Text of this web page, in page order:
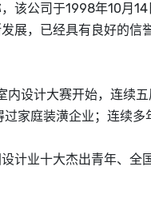
公司于1998年10月
展，已经具有良好的
设计大赛开始，连续五
家庭装潢企业；连续多
计业十大杰出青年、